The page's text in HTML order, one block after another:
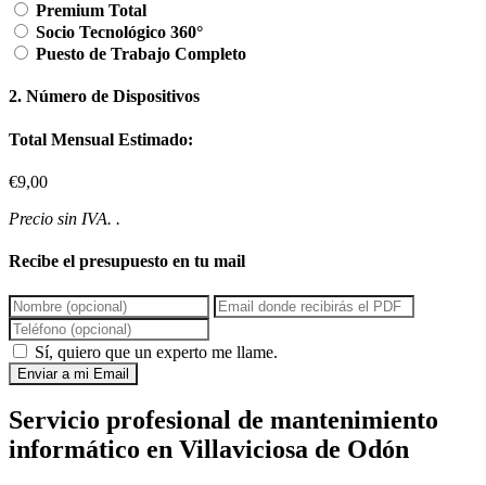
Premium Total
Socio Tecnológico 360°
Puesto de Trabajo Completo
2. Número de Dispositivos
Total Mensual Estimado:
€9,00
Precio sin IVA. .
Recibe el presupuesto en tu mail
Sí, quiero que un experto me llame.
Enviar a mi Email
Servicio profesional de mantenimiento
informático en Villaviciosa de Odón